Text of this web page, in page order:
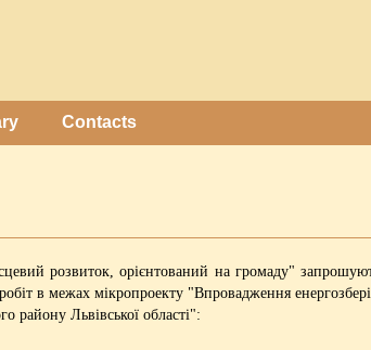
Contacts
розвиток, орієнтований на громаду"
в межах мікропроекту "Впровадження
району Львівської області":